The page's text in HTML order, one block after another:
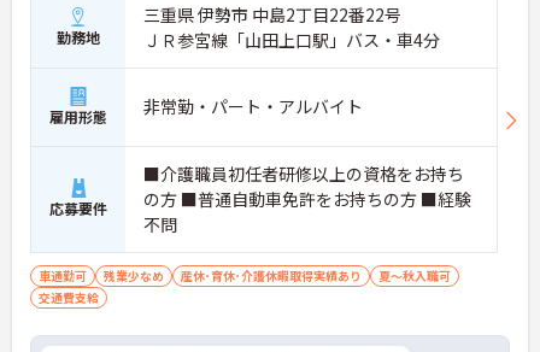
勤務地
三重県 伊勢市 中島2丁目22番22号
ＪＲ参宮線「山田上口駅」バス・車4分
雇用形態 非常勤・パート・アルバイト
応募要件
■介護職員初任者研修以上の資格をお持ち
の方 ■普通自動車免許をお持ちの方 ■経験
不問
車通勤可 残業少なめ 産休･育休･介護休暇取得実績あり
夏～秋入職可
交通費支給